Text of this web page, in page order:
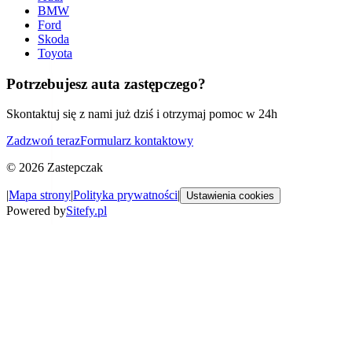
BMW
Ford
Skoda
Toyota
Potrzebujesz auta zastępczego?
Skontaktuj się z nami już dziś i otrzymaj pomoc w 24h
Zadzwoń terazFormularz kontaktowy
© 2026 Zastepczak
|Mapa strony|Polityka prywatności| Ustawienia cookies
Powered bySitefy.pl